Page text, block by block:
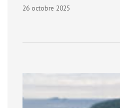
26 octobre 2025